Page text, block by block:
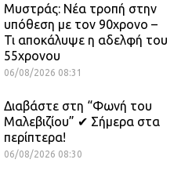
Μυστράς: Νέα τροπή στην
υπόθεση με τον 90χρονο –
Τι αποκάλυψε η αδελφή του
55χρονου
06/08/2026 08:31
Διαβάστε στη “Φωνή του
Μαλεβιζίου” ✔ Σήμερα στα
περίπτερα!
06/08/2026 08:30